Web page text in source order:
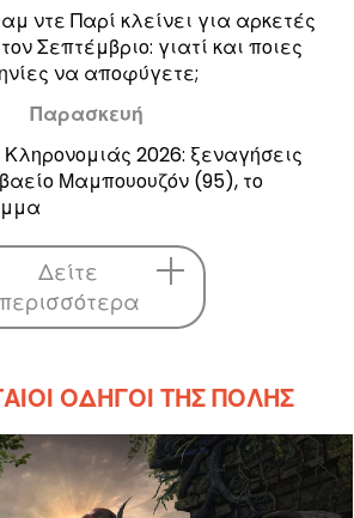
ντε Παρί κλείνει για αρκετές
Σεπτέμβριο: γιατί και ποιες
να αποφύγετε;
Παρασκευή
2026: ξεναγήσεις
Μαμπουουζόν (95), το
Δείτε
ΟΔΗΓΟΊ ΤΗΣ ΠΌΛΗΣ